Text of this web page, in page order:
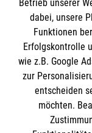
Impressum
Datenschutz
Kontakt
Die
Malteser in
Betrieb unserer
dabei, unsere
Funktionen
Erfolgskontrolle
wie z.B. Google
zur
entscheiden
möchten.